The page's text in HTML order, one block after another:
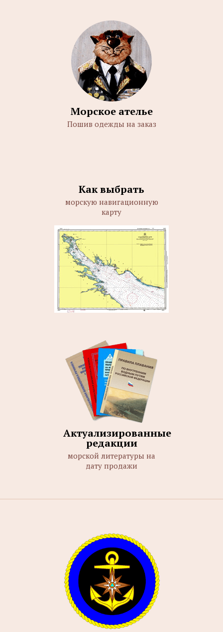
Морское ателье
Пошив одежды на заказ
Как выбрать
морскую навигационную
карту
Актуализированные
редакции
морской литературы на
дату продажи